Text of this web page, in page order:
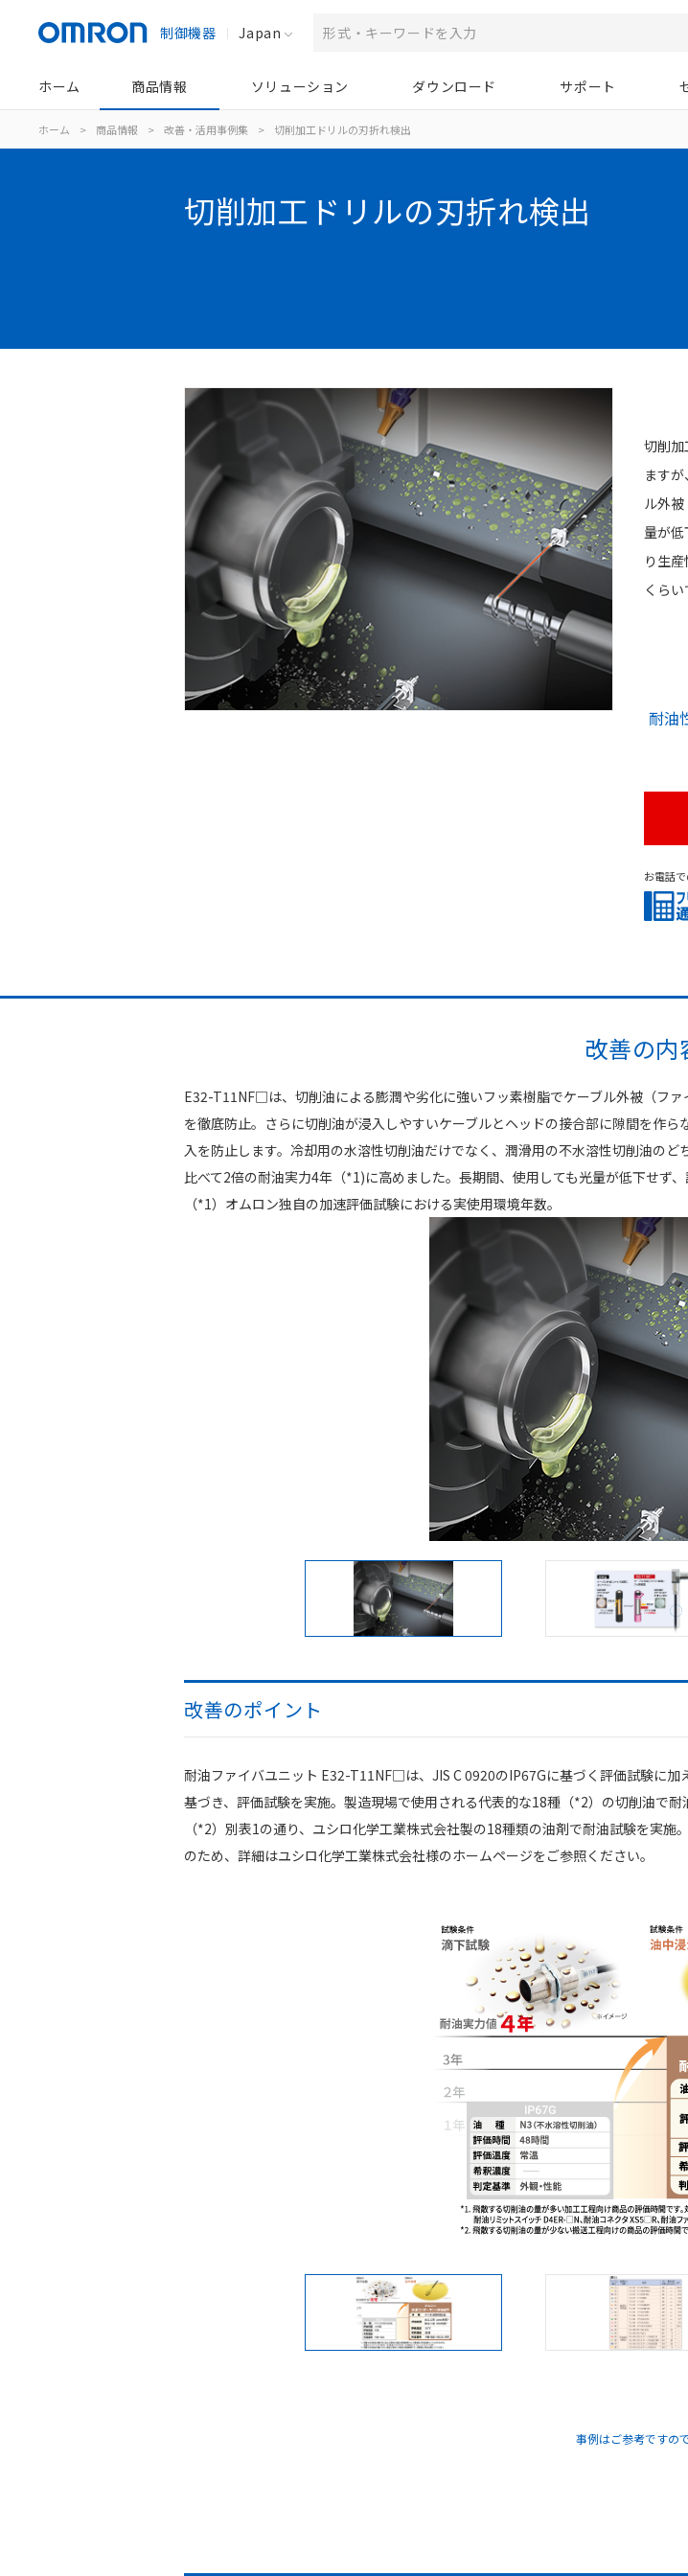
制御機器 Japan
ホーム 商品情報 ソリューション ダウンロード サポート
ホーム > 商品情報 > 改善・活用事例集 > 切削加工ドリルの刃折れ検出
切削加工ドリルの刃折れ検出
切削加
ます
ル外
量が
り生
くら
耐油
お電話
改善の内
E32-T11NF□は、切削油による膨潤や劣化に強いフッ素樹脂でケーブル外被（フ
を徹底防止。さらに切削油が浸入しやすいケーブルとヘッドの接合部に隙間を作
入を防止します。冷却用の水溶性切削油だけでなく、潤滑用の不水溶性切削油の
比べて2倍の耐油実力4年（*1)に高めました。長期間、使用しても光量が低下せず、
（*1）オムロン独自の加速評価試験における実使用環境年数。
改善のポイント
耐油ファイバユニット E32-T11NF□は、JIS C 0920のIP67Gに基づく評価試験に
基づき、評価試験を実施。製造現場で使用される代表的な18種（*2）の切削油で
（*2）別表1の通り、ユシロ化学工業株式会社製の18種類の油剤で耐油試験を実
のため、詳細はユシロ化学工業株式会社様のホームページをご参照ください。
事例はご参考ですの